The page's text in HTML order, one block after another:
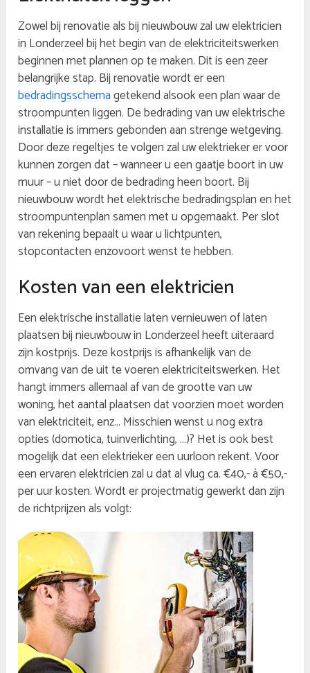
Zowel bij renovatie als bij nieuwbouw zal uw elektricien
in Londerzeel bij het begin van de elektriciteitswerken
beginnen met plannen op te maken. Dit is een zeer
belangrijke stap. Bij renovatie wordt er een
bedradingsschemagetekend alsook een plan waar de
stroompunten liggen. De bedrading van uw elektrische
installatie is immers gebonden aan strenge wetgeving.
Door deze regeltjes te volgen zal uw elektrieker er voor
kunnen zorgen dat – wanneer u een gaatje boort in uw
muur – u niet door de bedrading heen boort. Bij
nieuwbouw wordt het elektrische bedradingsplan en het
stroompuntenplan samen met u opgemaakt. Per slot
van rekening bepaalt u waar u lichtpunten,
stopcontacten enzovoort wenst te hebben.
Kosten van een elektricien
Een elektrische installatie laten vernieuwen of laten
plaatsen bij nieuwbouw in Londerzeel heeft uiteraard
zijn kostprijs. Deze kostprijs is afhankelijk van de
omvang van de uit te voeren elektriciteitswerken. Het
hangt immers allemaal af van de grootte van uw
woning, het aantal plaatsen dat voorzien moet worden
van elektriciteit, enz… Misschien wenst u nog extra
opties (domotica, tuinverlichting, …)? Het is ook best
mogelijk dat een elektrieker een uurloon rekent. Voor
een ervaren elektricien zal u dat al vlug ca. €40,- à €50,-
per uur kosten. Wordt er projectmatig gewerkt dan zijn
de richtprijzen als volgt: